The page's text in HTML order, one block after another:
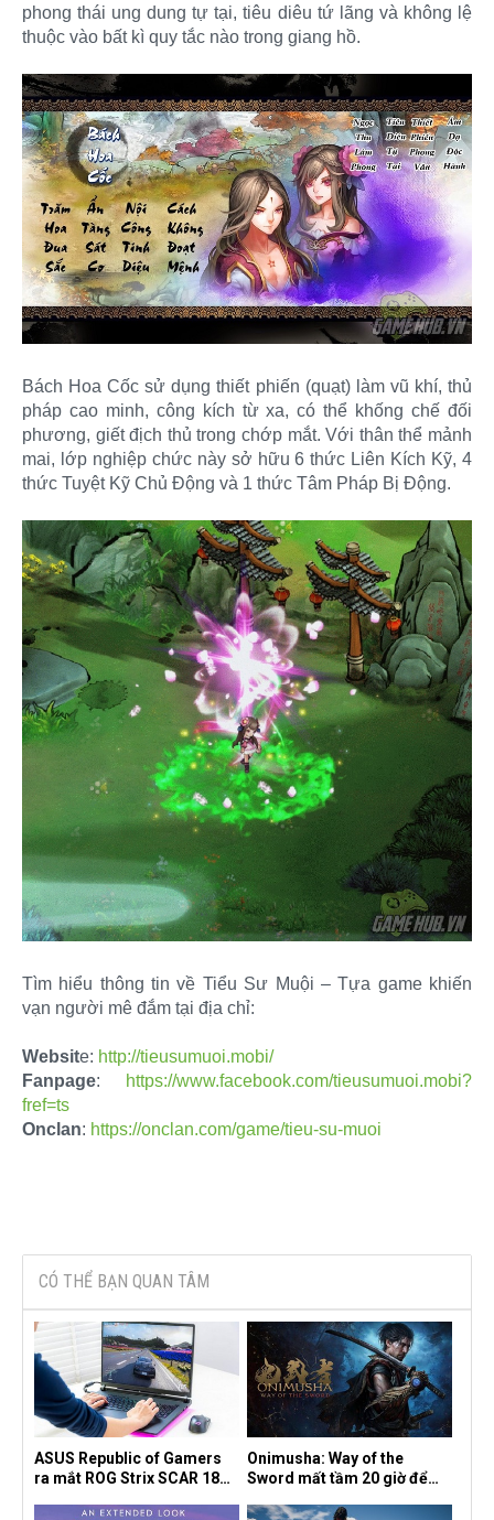
phong thái ung dung tự tại, tiêu diêu tứ lãng và không lệ
thuộc vào bất kì quy tắc nào trong giang hồ.
Bách Hoa Cốc sử dụng thiết phiến (quạt) làm vũ khí, thủ
pháp cao minh, công kích từ xa, có thể khống chế đối
phương, giết địch thủ trong chớp mắt. Với thân thể mảnh
mai, lớp nghiệp chức này sở hữu 6 thức Liên Kích Kỹ, 4
thức Tuyệt Kỹ Chủ Động và 1 thức Tâm Pháp Bị Động.
Tìm hiểu thông tin về Tiểu Sư Muội – Tựa game khiến
vạn người mê đắm tại địa chỉ:
Website: http://tieusumuoi.mobi/
Fanpage:
https://www.facebook.com/tieusumuoi.mobi?
fref=ts
Onclan: https://onclan.com/game/tieu-su-muoi
CÓ THỂ BẠN QUAN TÂM
ASUS Republic of Gamers
ra mắt ROG Strix SCAR 18
Onimusha: Way of the
Sword mất tầm 20 giờ để